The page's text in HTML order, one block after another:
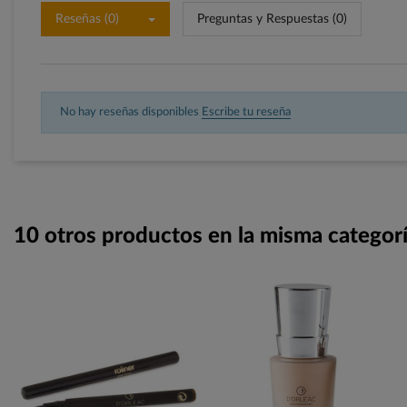
Reseñas (0) Preguntas y Respuestas (0)
No hay reseñas disponibles Escribe tu reseña
10 otros productos en la misma